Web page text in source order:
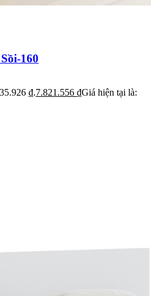
160
₫.7.821.556 ₫Giá hiện tại là: